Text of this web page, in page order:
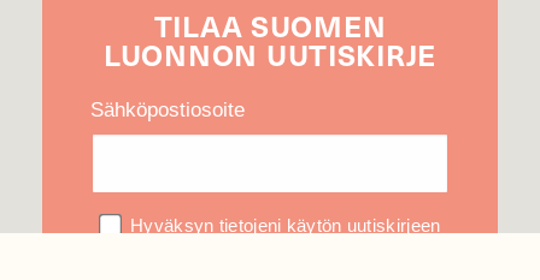
TILAA SUOMEN
LUONNON UUTIS­KIRJE
Sähköpostiosoite
Hyväksyn tietojeni käytön uutiskirjeen